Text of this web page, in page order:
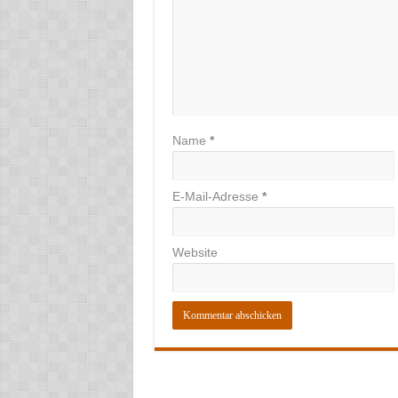
Name *
E-Mail-Adresse *
Website